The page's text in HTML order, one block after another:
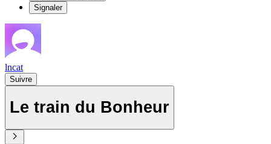
Signaler
lncat
Suivre
Le train du Bonheur